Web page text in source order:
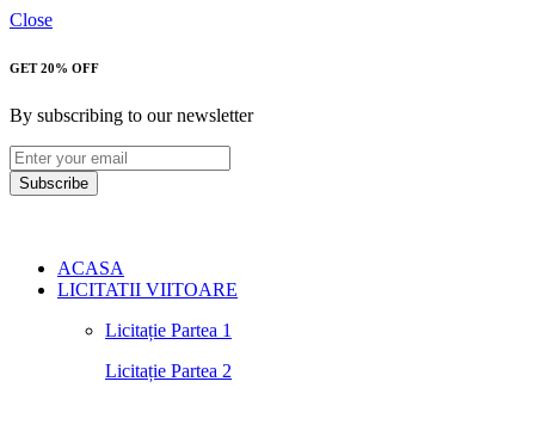
Close
GET 20% OFF
By subscribing to our newsletter
Subscribe
ACASA
LICITATII VIITOARE
Licitație Partea 1
Licitație Partea 2